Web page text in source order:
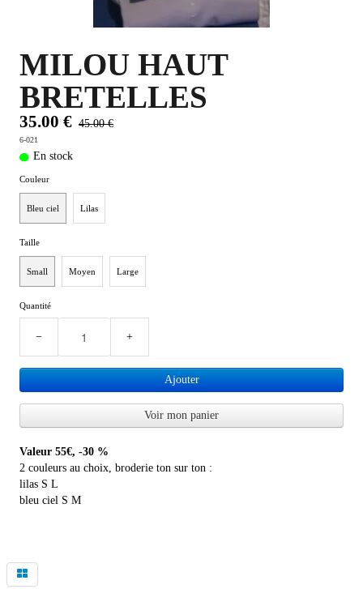
MILOU HAUT
BRETELLES
35.00 € 45.00 €
6-021
En stock
Couleur
Bleu ciel Lilas
Taille
Small Moyen Large
Quantité
− +
Ajouter
Voir mon panier
Valeur 55€, -30 %
2 couleurs au choix, broderie ton sur ton :
lilas S L
bleu ciel S M